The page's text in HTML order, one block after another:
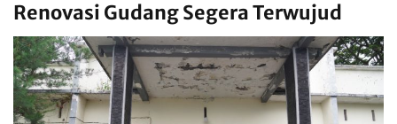
Renovasi Gudang Segera Terwujud